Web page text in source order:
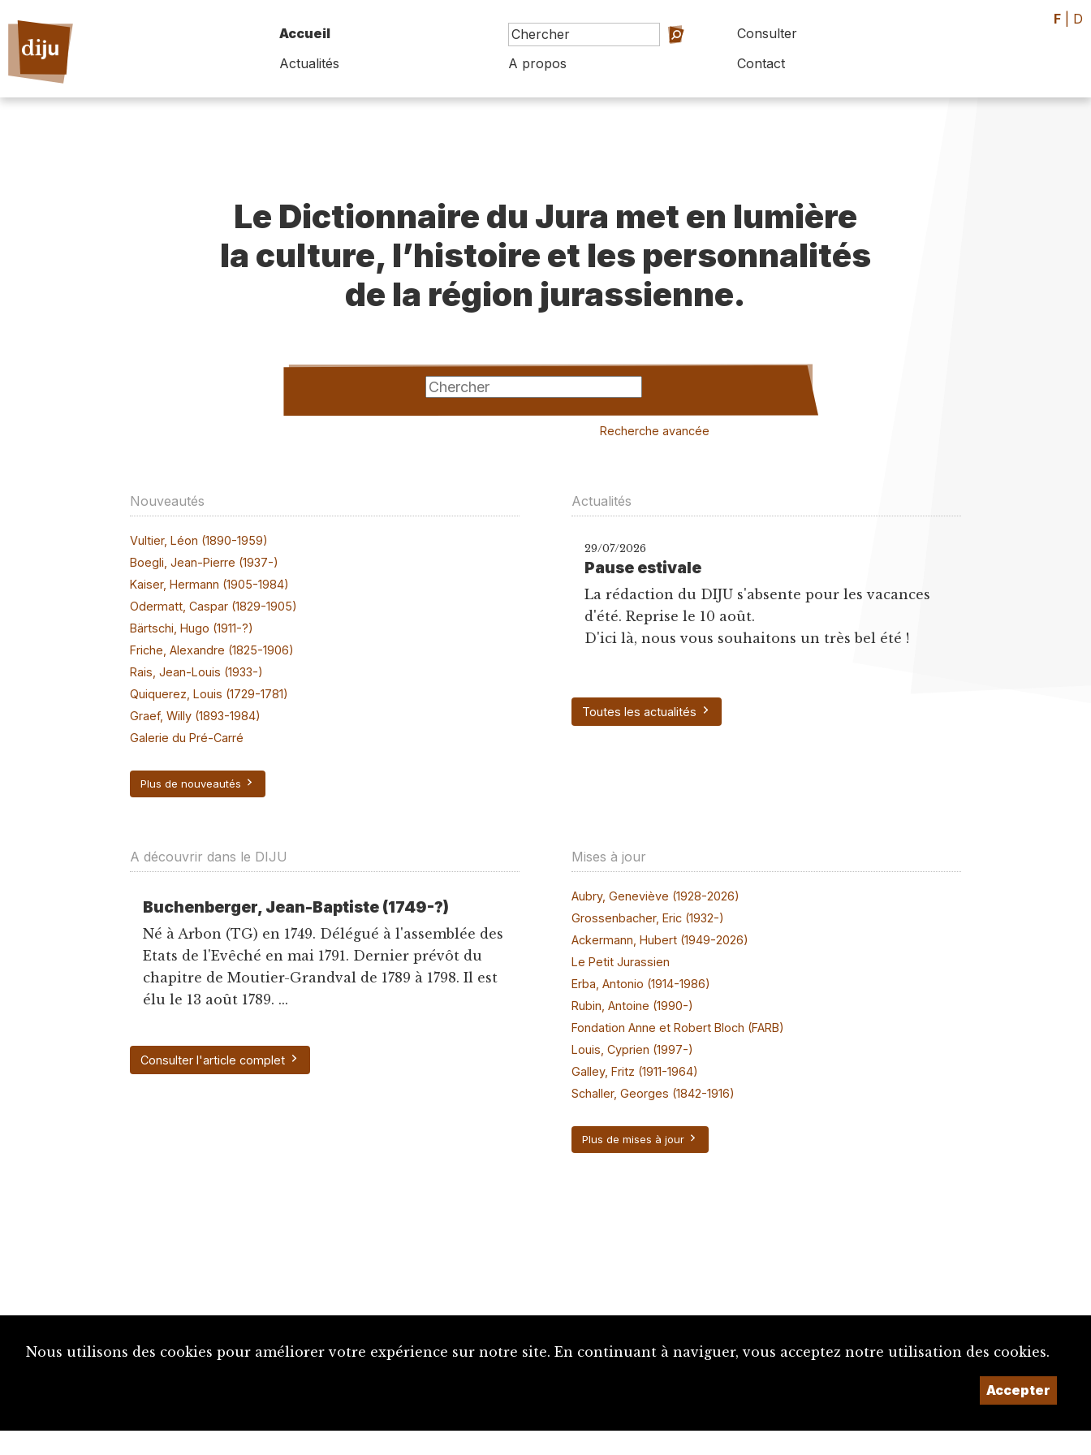
Accueil
Consulter
Actualités
A propos Contact
F D
Le Dictionnaire du Jura met en lumière
la culture, l’histoire et les personnalités
de la région jurassienne.
Recherche avancée
Nouveautés
Vultier, Léon (1890-1959)
Boegli, Jean-Pierre (1937-)
Kaiser, Hermann (1905-1984)
Odermatt, Caspar (1829-1905)
Bärtschi, Hugo (1911-?)
Friche, Alexandre (1825-1906)
Rais, Jean-Louis (1933-)
Quiquerez, Louis (1729-1781)
Graef, Willy (1893-1984)
Galerie du Pré-Carré
Plus de nouveautés
Actualités
29/07/2026
Pause estivale
La rédaction du DIJU s'absente pour les vacances
d'été. Reprise le 10 août.
D'ici là, nous vous souhaitons un très bel été !
Toutes les actualités
A découvrir dans le DIJU
Buchenberger, Jean-Baptiste (1749-?)
Né à Arbon (TG) en 1749. Délégué à l'assemblée des
Etats de l'Evêché en mai 1791. Dernier prévôt du
chapitre de Moutier-Grandval de 1789 à 1798. Il est
élu le 13 août 1789. ...
Consulter l'article complet
Mises à jour
Aubry, Geneviève (1928-2026)
Grossenbacher, Eric (1932-)
Ackermann, Hubert (1949-2026)
Le Petit Jurassien
Erba, Antonio (1914-1986)
Rubin, Antoine (1990-)
Fondation Anne et Robert Bloch (FARB)
Louis, Cyprien (1997-)
Galley, Fritz (1911-1964)
Schaller, Georges (1842-1916)
Plus de mises à jour
Un projet de la
Nous utilisons des cookies pour améliorer votre expérience sur notre site. En continuant à naviguer, vous acceptez notre utilisation des cookies.
Accepter